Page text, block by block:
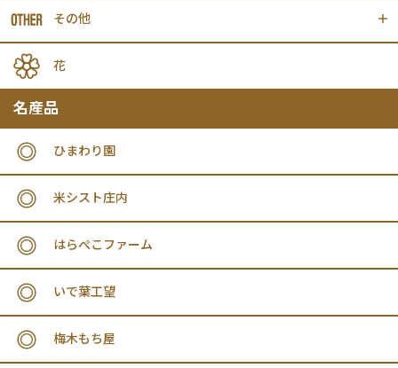
その他
花
名産品
ひまわり園
米シスト庄内
はらぺこファーム
いで葉工望
梅木もち屋